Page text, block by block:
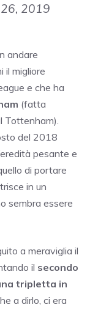
2019
andare
il migliore
e che ha
(fatta
Tottenham).
del 2018
pesante e
di portare
in un
sembra essere
a meraviglia il
il secondo
tripletta in
a dirlo, ci era